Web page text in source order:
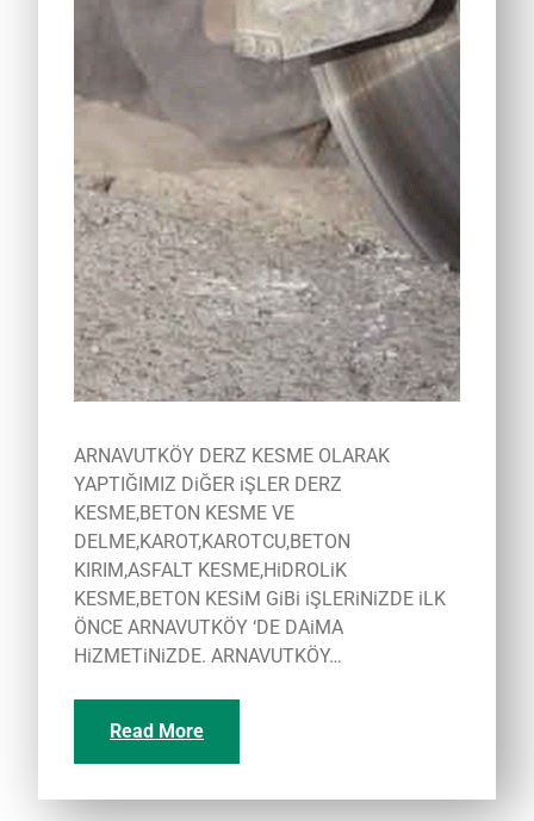
ARNAVUTKÖY DERZ KESME OLARAK
YAPTIĞIMIZ DiĞER iŞLER DERZ
KESME,BETON KESME VE
DELME,KAROT,KAROTCU,BETON
KIRIM,ASFALT KESME,HiDROLiK
KESME,BETON KESiM GiBi iŞLERiNiZDE iLK
ÖNCE ARNAVUTKÖY ‘DE DAiMA
HiZMETiNiZDE. ARNAVUTKÖY…
Read More